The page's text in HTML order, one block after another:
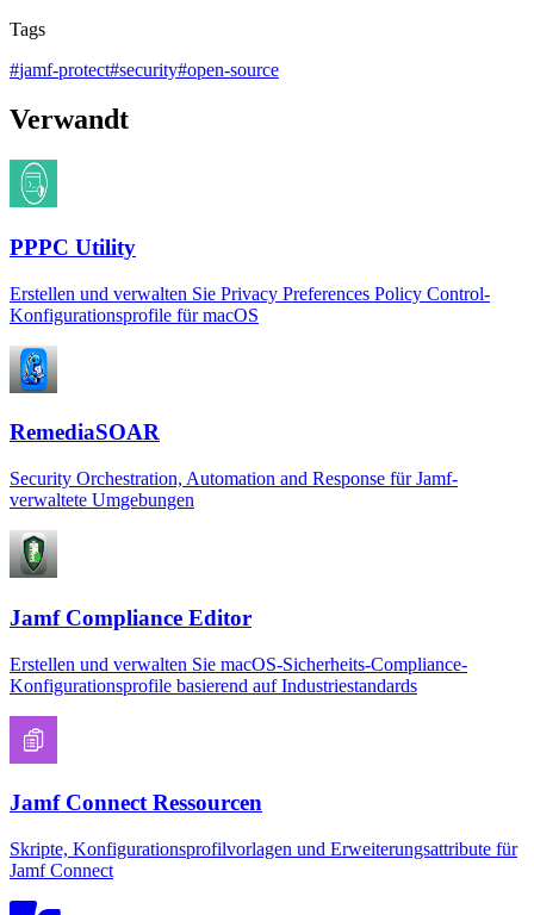
Tags
#jamf-protect#security#open-source
Verwandt
PPPC Utility
Erstellen und verwalten Sie Privacy Preferences Policy Control-
Konfigurationsprofile für macOS
RemediaSOAR
Security Orchestration, Automation and Response für Jamf-
verwaltete Umgebungen
Jamf Compliance Editor
Erstellen und verwalten Sie macOS-Sicherheits-Compliance-
Konfigurationsprofile basierend auf Industriestandards
Jamf Connect Ressourcen
Skripte, Konfigurationsprofilvorlagen und Erweiterungsattribute für
Jamf Connect